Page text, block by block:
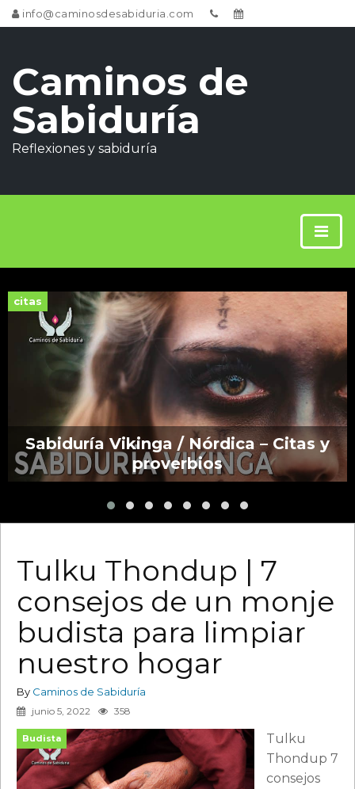
info@caminosdesabiduria.com
Caminos de
Sabiduría
Reflexiones y sabiduría
citas
Sabiduría Vikinga / Nórdica – Citas y
proverbios
Tulku Thondup | 7
consejos de un monje
budista para limpiar
nuestro hogar
By Caminos de Sabiduría
junio 5, 2022 358
Budista
Tulku
Thondup 7
consejos